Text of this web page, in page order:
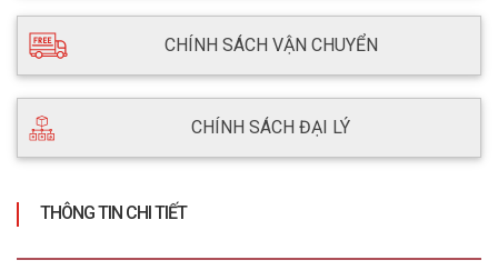
CHÍNH SÁCH VẬN CHUYỂN
CHÍNH SÁCH ĐẠI LÝ
THÔNG TIN CHI TIẾT